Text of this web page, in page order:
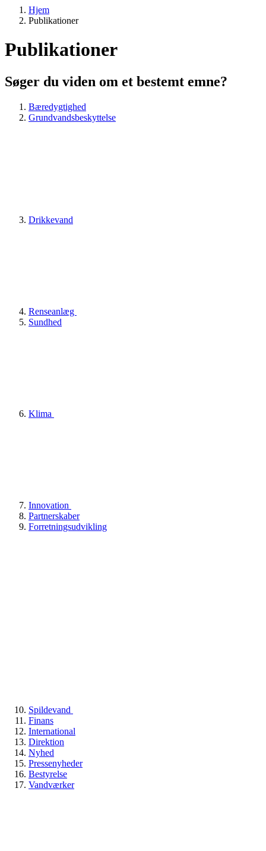
Hjem
Publikationer
Publikationer
Søger du viden om et bestemt emne?
Bæredygtighed
Grundvandsbeskyttelse
Drikkevand
Renseanlæg
Sundhed
Klima
Innovation
Partnerskaber
Forretningsudvikling
Spildevand
Finans
International
Direktion
Nyhed
Pressenyheder
Bestyrelse
Vandværker